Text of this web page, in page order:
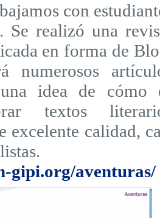
con
Se realizó una
en forma de
numerosos
idea de cómo
textos
excelente calidad,
gipi.org/aventuras/